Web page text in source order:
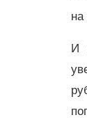
И